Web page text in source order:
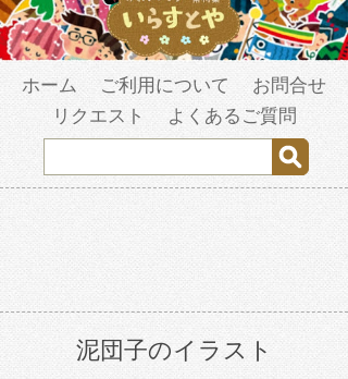
ホーム ご利用について
お問合せ
リクエスト
よくあるご質問
泥団子のイラスト